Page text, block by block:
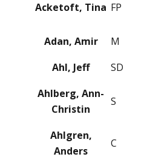
Acketoft, Tina FP
Adan, Amir M
Ahl, Jeff
SD
Ahlberg, Ann-
Christin
S
Ahlgren,
Anders
C